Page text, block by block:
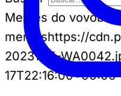
Memes do vovô
memeshttps://
20231115-
17T22:16:00+00:00